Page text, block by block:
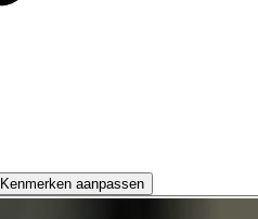
Kenmerken aanpassen